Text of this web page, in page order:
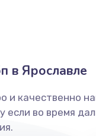
в Ярославле
и качественно
если во время